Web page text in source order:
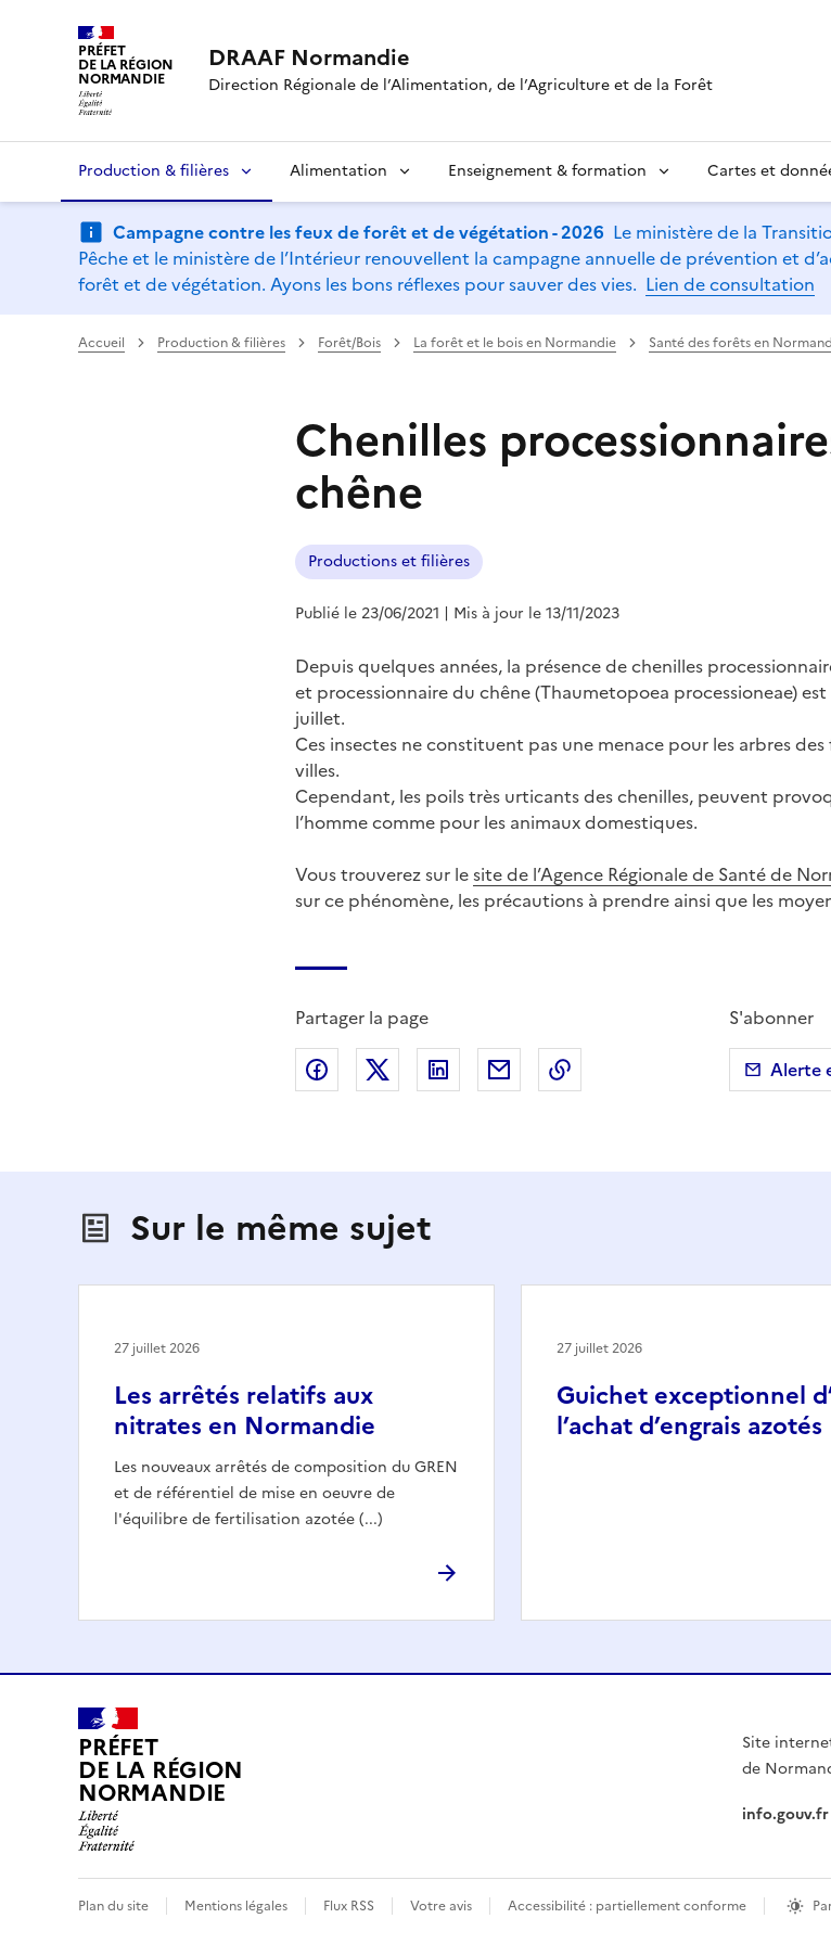
PRÉFET
DE LA RÉGION
NORMANDIE
DRAAF Normandie
Direction Régionale de l’Alimentation, de l’Agriculture et de la Forêt
Production & filières Alimentation Enseignement & formation Cartes et
Campagne contre les feux de forêt et de végétation - 2026 Le ministère de la
Pêche et le ministère de l’Intérieur renouvellent la campagne annuelle de prévention et
forêt et de végétation. Ayons les bons réflexes pour sauver des vies. Lien de consultation
Accueil Production & filières Forêt/Bois La forêt et le bois en Normandie Santé des forêts en
Chenilles
chêne
Productions et filières
Publié le 23/06/2021 | Mis à jour le 13/11/2023
Depuis quelques années, la présence de chenilles
et processionnaire du chêne (Thaumetopoea processioneae)
juillet.
Ces insectes ne constituent pas une menace pour les arbres
villes.
Cependant, les poils très urticants des chenilles, peuvent
l’homme comme pour les animaux domestiques.
Vous trouverez sur lesite de l’Agence Régionale de Santé de
sur ce phénomène, les précautions à prendre ainsi que les
Partager la page
Partager sur Facebook
Partager sur X (anciennement Twitter)
Partager sur LinkedIn
Partager par emailCopier dans le presse-papier
S'abonner
Alerte
Sur le même sujet
Les arrêtés relatifs aux
nitrates en Normandie
Les nouveaux arrêtés de composition du GREN
et de référentiel de mise en oeuvre de
l'équilibre de fertilisation azotée (...)
27 juillet 2026
Guichet exceptionnel
l’achat d’engrais azotés
27 juillet 2026
PRÉFET
DE LA RÉGION
NORMANDIE
Site
de
info.gouv.fr
Plan du site Mentions légales Flux RSS Votre avis Accessibilité : partiellement conforme